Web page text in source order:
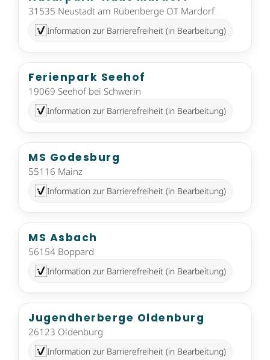
31535 Neustadt am Rübenberge OT Mardorf
Information zur Barrierefreiheit (in Bearbeitung)
Ferienpark Seehof
19069 Seehof bei Schwerin
Information zur Barrierefreiheit (in Bearbeitung)
MS Godesburg
55116 Mainz
Information zur Barrierefreiheit (in Bearbeitung)
MS Asbach
56154 Boppard
Information zur Barrierefreiheit (in Bearbeitung)
Jugendherberge Oldenburg
26123 Oldenburg
Information zur Barrierefreiheit (in Bearbeitung)